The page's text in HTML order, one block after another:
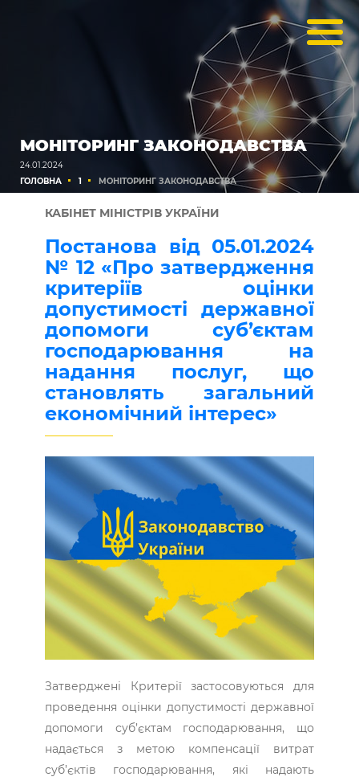
МОНІТОРИНГ ЗАКОНОДАВСТВА
24.01.2024
ГОЛОВНА
1 МОНІТОРИНГ ЗАКОНОДАВСТВА
КАБІНЕТ МІНІСТРІВ УКРАЇНИ
Постанова від 05.01.2024
№ 12 «Про затвердження
критеріїв оцінки
допустимості державної
допомоги суб’єктам
господарювання на
надання послуг, що
становлять загальний
економічний інтерес»
Затверджені Критерії застосовуються для
проведення оцінки допустимості державної
допомоги суб’єктам господарювання, що
надається з метою компенсації витрат
суб’єктів господарювання, які надають